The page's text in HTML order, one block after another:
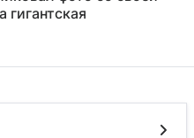
гигантская